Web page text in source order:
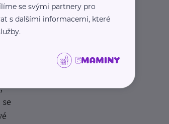
se svými partnery pro
s dalšími informacemi, které